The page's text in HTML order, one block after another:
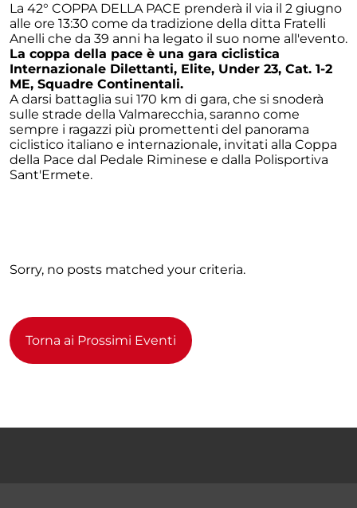
La 42° COPPA DELLA PACE prenderà il via il 2 giugno
alle ore 13:30 come da tradizione della ditta Fratelli
Anelli che da 39 anni ha legato il suo nome all'evento.
La coppa della pace è una gara ciclistica
Internazionale Dilettanti, Elite, Under 23, Cat. 1-2
ME, Squadre Continentali.
A darsi battaglia sui 170 km di gara, che si snoderà
sulle strade della Valmarecchia, saranno come
sempre i ragazzi più promettenti del panorama
ciclistico italiano e internazionale, invitati alla Coppa
della Pace dal Pedale Riminese e dalla Polisportiva
Sant'Ermete.
Sorry, no posts matched your criteria.
Torna ai Prossimi Eventi